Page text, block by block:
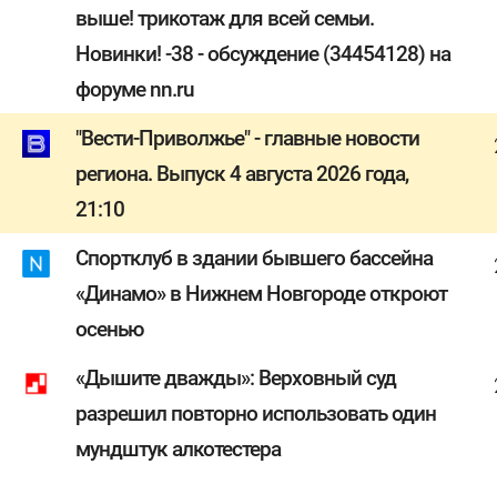
выше! трикотаж для всей семьи.
Новинки! -38 - обсуждение (34454128) на
форуме nn.ru
"Вести-Приволжье" - главные новости
региона. Выпуск 4 августа 2026 года,
21:10
Спортклуб в здании бывшего бассейна
«Динамо» в Нижнем Новгороде откроют
осенью
«Дышите дважды»: Верховный суд
разрешил повторно использовать один
мундштук алкотестера